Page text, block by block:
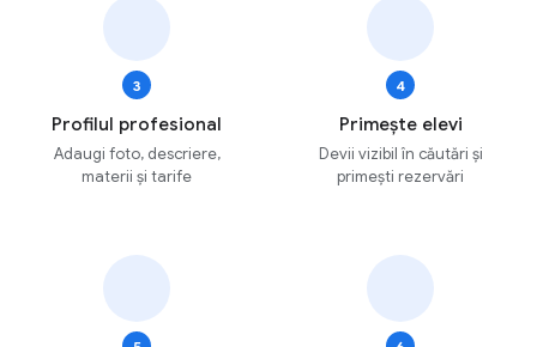
3
Profilul profesional
Adaugi foto, descriere,
materii și tarife
4
Primește elevi
Devii vizibil în căutări și
primești rezervări